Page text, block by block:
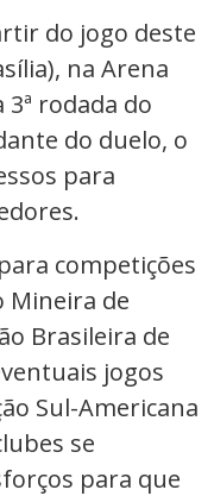
do jogo deste
na Arena
rodada do
do duelo, o
para
competições
Mineira de
Brasileira de
jogos
Sul-Americana
se
para que